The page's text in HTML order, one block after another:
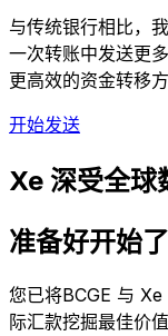
与传统银行相比，
一次转账中发送更
更高效的资金转移方
开始发送
Xe 深受全球
准备好开始了
您已将BCGE 与
际汇款挖掘最佳价